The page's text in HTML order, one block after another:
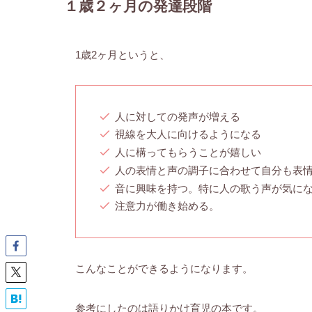
１歳２ヶ月の発達段階
1歳2ヶ月というと、
人に対しての発声が増える
視線を大人に向けるようになる
人に構ってもらうことが嬉しい
人の表情と声の調子に合わせて自分も表
音に興味を持つ。特に人の歌う声が気にな
注意力が働き始める。
こんなことができるようになります。
参考にしたのは語りかけ育児の本です。